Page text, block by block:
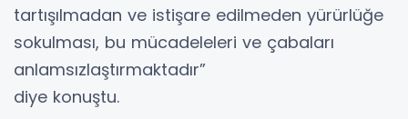
tartışılmadan ve istişare edilmeden yürürlüğe
sokulması, bu mücadeleleri ve çabaları
anlamsızlaştırmaktadır”
diye konuştu.